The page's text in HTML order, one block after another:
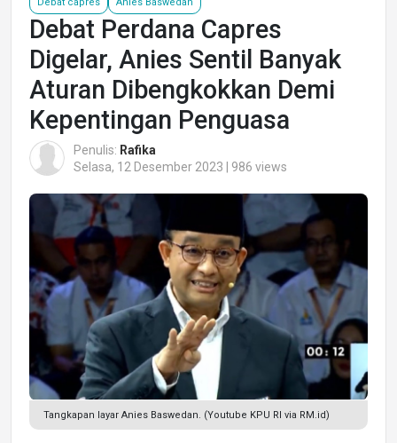
Debat Perdana Capres
Digelar, Anies Sentil Banyak
Aturan Dibengkokkan Demi
Kepentingan Penguasa
Penulis: Rafika
Selasa, 12 Desember 2023 | 986 views
Tangkapan layar Anies Baswedan. (Youtube KPU RI via RM.id)